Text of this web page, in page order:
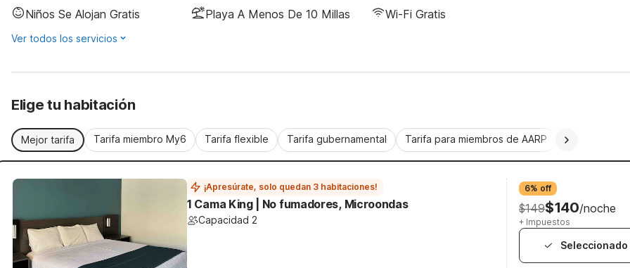
Niños Se Alojan Gratis
Playa A Menos De 10 Millas Wi-Fi Gratis
Ver todos los servicios
Elige tu habitación
Mejor tarifa Tarifa miembro My6 Tarifa flexible Tarifa gubernamental Tarifa para miembros de AARP
¡Apresúrate, solo quedan 3 habitaciones!
1 Cama King | No fumadores, Microondas
Capacidad 2
6% off
$149$140/noche
+ Impuestos
Seleccionado